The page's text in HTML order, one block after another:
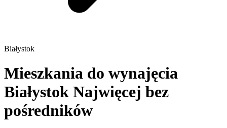
Białystok
Mieszkania do wynajęcia
Białystok Najwięcej bez
pośredników